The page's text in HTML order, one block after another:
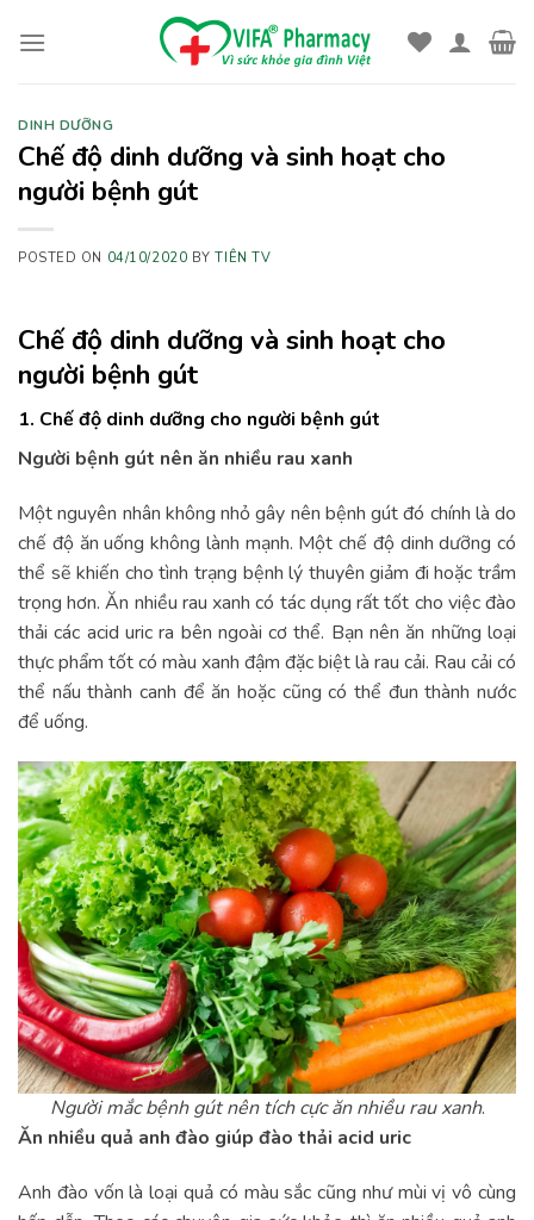
DINH DƯỠNG
Chế độ dinh dưỡng và sinh hoạt cho
người bệnh gút
POSTED ON 04/10/2020 BYTIÊN TV
Chế độ dinh dưỡng và sinh hoạt cho
người bệnh gút
1. Chế độ dinh dưỡng cho người bệnh gút
Người bệnh gút nên ăn nhiều rau xanh
Một nguyên nhân không nhỏ gây nên bệnh gút đó chính là do
chế độ ăn uống không lành mạnh. Một chế độ dinh dưỡng có
thể sẽ khiến cho tình trạng bệnh lý thuyên giảm đi hoặc trầm
trọng hơn. Ăn nhiều rau xanh có tác dụng rất tốt cho việc đào
thải các acid uric ra bên ngoài cơ thể. Bạn nên ăn những loại
thực phẩm tốt có màu xanh đậm đặc biệt là rau cải. Rau cải có
thể nấu thành canh để ăn hoặc cũng có thể đun thành nước
để uống.
Người mắc bệnh gút nên tích cực ăn nhiều rau xanh.
Ăn nhiều quả anh đào giúp đào thải acid uric
Anh đào vốn là loại quả có màu sắc cũng như mùi vị vô cùng